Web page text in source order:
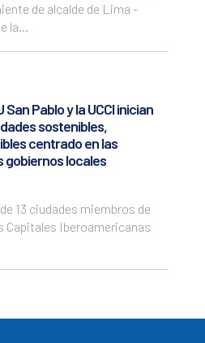
de alcalde de Lima -
la...
San Pablo y la UCCI inician
sostenibles,
centrado en las
gobiernos locales
13 ciudades miembros de
Capitales Iberoamericanas